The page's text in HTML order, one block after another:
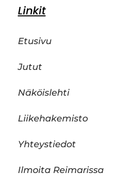
Linkit
Etusivu
Jutut
Näköislehti
Liikehakemisto
Yhteystiedot
Ilmoita Reimarissa